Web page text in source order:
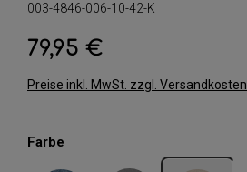
003-4846-006-10-42-K
Regulärer Preis:
79,95 €
Preise inkl. MwSt. zzgl. Versandkosten
Farbe